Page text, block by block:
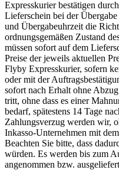
Expresskurier bestätigen
Lieferschein bei der
und Übergabeuhrzeit die
ordnungsgemäßen Zustand
müssen sofort auf dem
Preise der jeweils aktuellen
Flyby Expresskurier, sofern
oder mit der
sofort nach Erhalt ohne
tritt, ohne dass es einer
bedarf, spätestens 14 Tage
Zahlungsverzug werden wir,
Inkasso-Unternehmen mit
Beachten Sie bitte, dass
würden. Es werden bis zum
angenommen bzw.